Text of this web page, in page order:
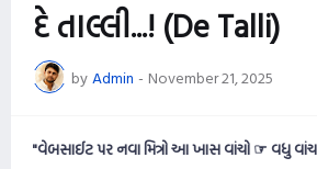
દે તાલ્લી...! (De Talli)
byAdmin - November 21, 2025
પર નવા મિત્રો આ ખાસ વાંચો ☞ વધુ વાંચન માટે